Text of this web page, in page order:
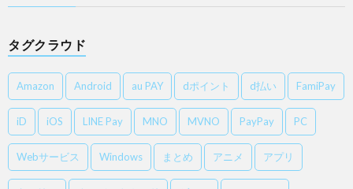
タグクラウド
Amazon Android au PAY dポイント d払い FamiPay
iD iOS LINE Pay MNO MVNO PayPay PC
Webサービス Windows まとめ アニメ アプリ